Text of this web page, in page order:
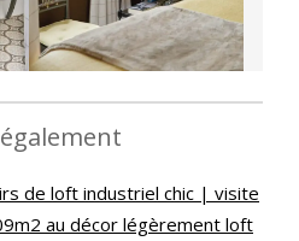
de loft industriel chic | visite
au décor légèrement loft